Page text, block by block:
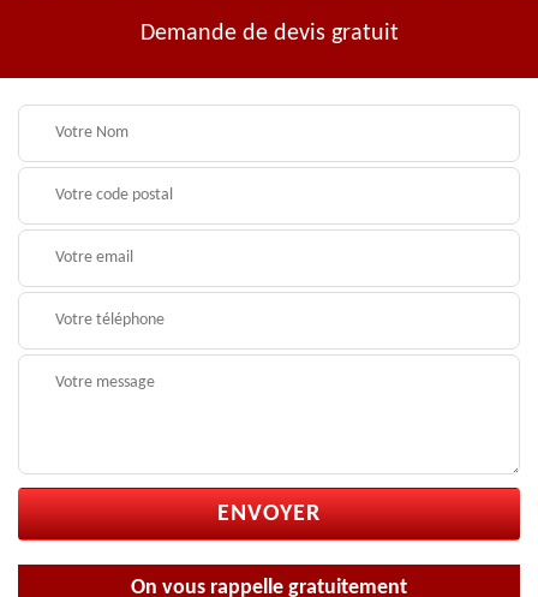
Demande de devis gratuit
On vous rappelle gratuitement